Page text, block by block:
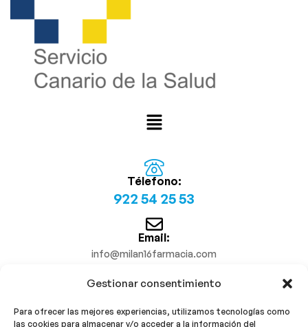
Gestionar consentimiento
Para ofrecer las mejores experiencias, utilizamos tecnologías como
las cookies para almacenar y/o acceder a la información del
Télefono:
922 54 25 53
Email:
info@milan16farmacia.com
¡Síguenos!